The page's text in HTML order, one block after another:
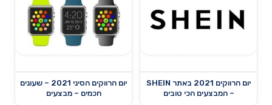
יום הרווקים 2021 באתר SHEIN
– המבצעים הכי טובים
יום הרווקים הסיני 2021 – שעונים
חכמים – מבצעים